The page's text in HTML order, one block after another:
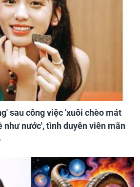
sau công việc 'xuôi chèo mát
như nước', tình duyên viên mãn